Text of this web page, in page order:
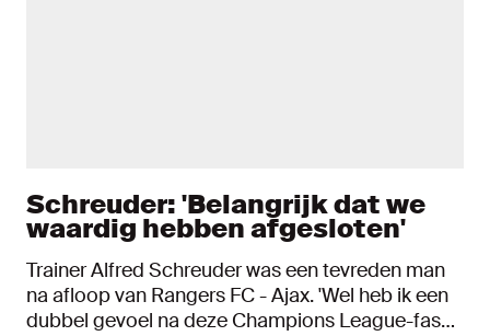
Schreuder: 'Belangrijk dat we
waardig hebben afgesloten'
Trainer Alfred Schreuder was een tevreden man
na afloop van Rangers FC - Ajax. 'Wel heb ik een
dubbel gevoel na deze Champions League-fase.